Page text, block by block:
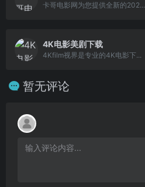
卡哥电影网为您提供全新的202...
4K电影美剧下载
4Kfilm视界是专业的4K电影下...
暂无评论